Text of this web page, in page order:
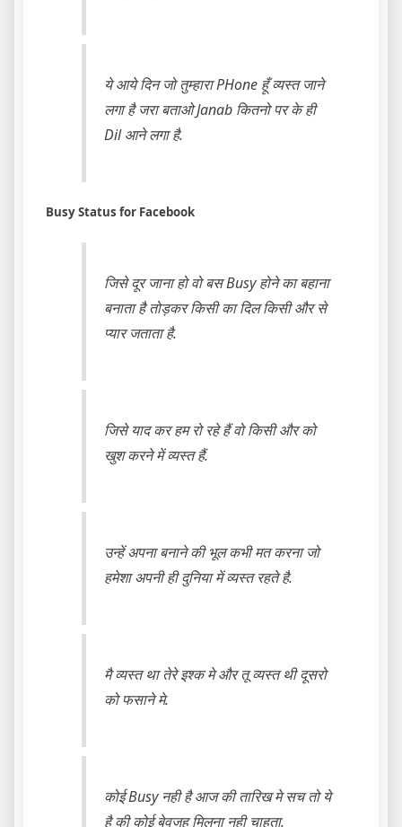
ये आये दिन जो तुम्हारा PHone हूँ व्यस्त जाने
लगा है जरा बताओ Janab कितनो पर के ही
Dil आने लगा है.
Busy Status for Facebook
जिसे दूर जाना हो वो बस Busy होने का बहाना
बनाता है तोड़कर किसी का दिल किसी और से
प्यार जताता है.
जिसे याद कर हम रो रहे हैं वो किसी और को
खुश करने में व्यस्त हैं.
उन्हें अपना बनाने की भूल कभी मत करना जो
हमेशा अपनी ही दुनिया में व्यस्त रहते है.
मै व्यस्त था तेरे इश्क मे और तू व्यस्त थी दूसरो
को फसाने मे.
कोई Busy नही है आज की तारिख मे सच तो ये
है की कोई बेवजह मिलना नही चाहता.